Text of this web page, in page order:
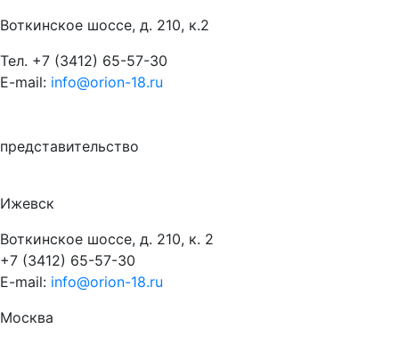
Воткинское шоссе, д. 210, к.2
Тел. +7 (3412) 65-57-30
E-mail: info@orion-18.ru
представительство
Ижевск
Воткинское шоссе, д. 210, к. 2
+7 (3412) 65-57-30
E-mail: info@orion-18.ru
Москва